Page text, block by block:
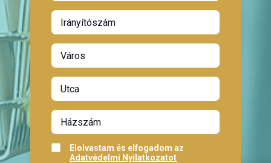
Elolvastam és elfogadom az
Adatvédelmi Nyilatkozatot